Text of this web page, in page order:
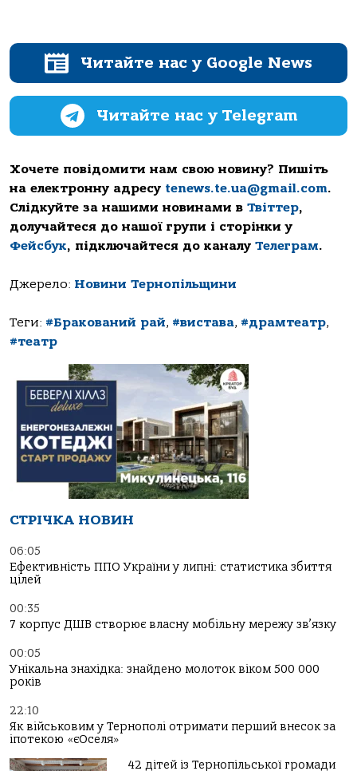
Читайте нас у Google News
Читайте нас у Telegram
Хочете повідомити нам свою новину? Пишіть
на електронну адресу tenews.te.ua@gmail.com.
Слідкуйте за нашими новинами в Твіттер,
долучайтеся до нашої групи і сторінки у
Фейсбук, підключайтеся до каналу Телеграм.
Джерело: Новини Тернопільщини
Теги: #Бракований рай, #вистава, #драмтеатр,
#театр
СТРІЧКА НОВИН
06:05
Ефективність ППО України у липні: статистика збиття
цілей
00:35
7 корпус ДШВ створює власну мобільну мережу зв’язку
00:05
Унікальна знахідка: знайдено молоток віком 500 000
років
22:10
Як військовим у Тернополі отримати перший внесок за
іпотекою «єОселя»
42 дітей із Тернопільської громади